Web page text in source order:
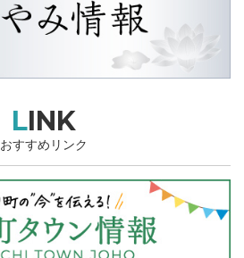
LINK
おすすめリンク